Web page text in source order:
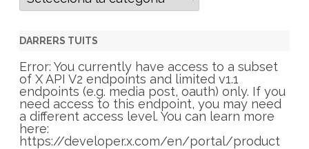
t
g
r
i
e
s
DARRERS TUITS
Error: You currently have access to a subset
of X API V2 endpoints and limited v1.1
endpoints (e.g. media post, oauth) only. If you
need access to this endpoint, you may need
a different access level. You can learn more
here:
https://developer.x.com/en/portal/product